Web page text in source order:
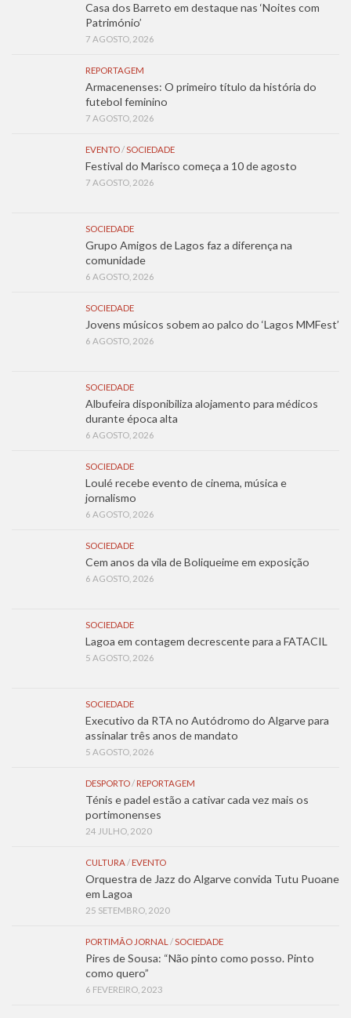
Casa dos Barreto em destaque nas ‘Noites com
Património’
7 AGOSTO, 2026
REPORTAGEM
Armacenenses: O primeiro título da história do
futebol feminino
7 AGOSTO, 2026
EVENTO/SOCIEDADE
Festival do Marisco começa a 10 de agosto
7 AGOSTO, 2026
SOCIEDADE
Grupo Amigos de Lagos faz a diferença na
comunidade
6 AGOSTO, 2026
SOCIEDADE
Jovens músicos sobem ao palco do ‘Lagos MMFest’
6 AGOSTO, 2026
SOCIEDADE
Albufeira disponibiliza alojamento para médicos
durante época alta
6 AGOSTO, 2026
SOCIEDADE
Loulé recebe evento de cinema, música e
jornalismo
6 AGOSTO, 2026
SOCIEDADE
Cem anos da vila de Boliqueime em exposição
6 AGOSTO, 2026
SOCIEDADE
Lagoa em contagem decrescente para a FATACIL
5 AGOSTO, 2026
SOCIEDADE
Executivo da RTA no Autódromo do Algarve para
assinalar três anos de mandato
5 AGOSTO, 2026
DESPORTO/ REPORTAGEM
Ténis e padel estão a cativar cada vez mais os
portimonenses
24 JULHO, 2020
CULTURA/ EVENTO
Orquestra de Jazz do Algarve convida Tutu Puoane
em Lagoa
25 SETEMBRO, 2020
PORTIMÃO JORNAL /SOCIEDADE
Pires de Sousa: “Não pinto como posso. Pinto
como quero”
6 FEVEREIRO, 2023